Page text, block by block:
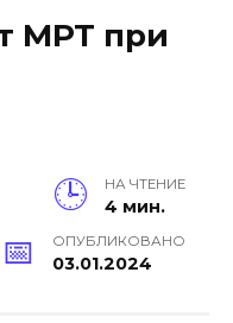
МРТ при
НА ЧТЕНИЕ
4 мин.
ОПУБЛИКОВАНО
03.01.2024